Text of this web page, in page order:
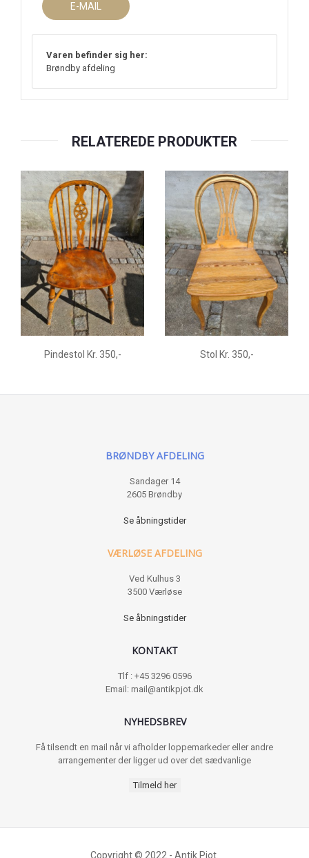
E-MAIL
Varen befinder sig her:
Brøndby afdeling
RELATEREDE PRODUKTER
Pindestol Kr. 350,- Stol Kr. 350,-
BRØNDBY AFDELING
Sandager 14
2605 Brøndby
Se åbningstider
VÆRLØSE AFDELING
Ved Kulhus 3
3500 Værløse
Se åbningstider
KONTAKT
Tlf : +45 3296 0596
Email: mail@antikpjot.dk
NYHEDSBREV
Få tilsendt en mail når vi afholder loppemarkeder eller andre
arrangementer der ligger ud over det sædvanlige
Tilmeld her
Copyright © 2022 - Antik Pjot.